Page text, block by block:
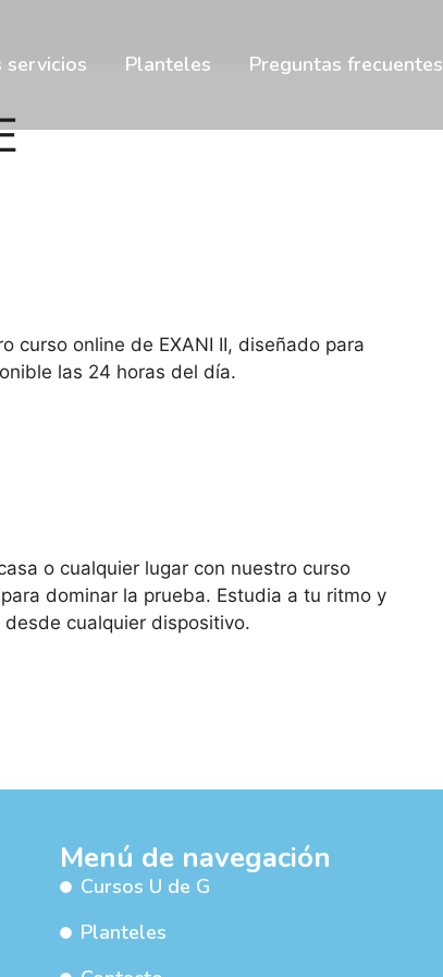
servicios Planteles Preguntas frecuentes
curso online de EXANI II, diseñado para
las 24 horas del día.
o cualquier lugar con nuestro curso
dominar la prueba. Estudia a tu ritmo y
cualquier dispositivo.
Menú de navegación
Cursos U de G
Planteles